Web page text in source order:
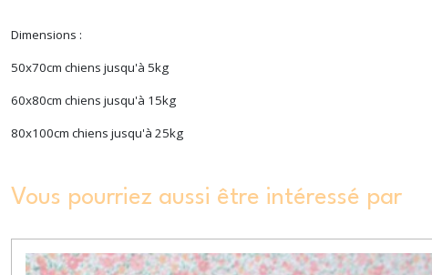
Dimensions :
50x70cm chiens jusqu'à 5kg
60x80cm chiens jusqu'à 15kg
80x100cm chiens jusqu'à 25kg
Vous pourriez aussi être intéressé par